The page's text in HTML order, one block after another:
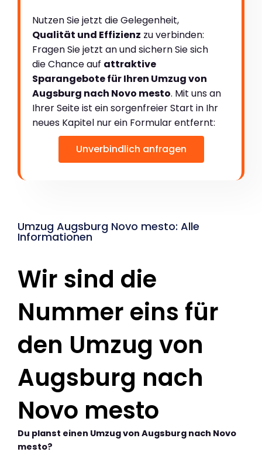
Nutzen Sie jetzt die Gelegenheit,
Qualität und Effizienz zu verbinden:
Fragen Sie jetzt an und sichern Sie sich
die Chance auf attraktive
Sparangebote für Ihren Umzug von
Augsburg nach Novo mesto. Mit uns an
Ihrer Seite ist ein sorgenfreier Start in Ihr
neues Kapitel nur ein Formular entfernt:
Unverbindlich anfragen
Umzug Augsburg Novo mesto: Alle
Informationen
Wir sind die
Nummer eins für
den Umzug von
Augsburg nach
Novo mesto
Du planst einen Umzug von Augsburg nach Novo
mesto?